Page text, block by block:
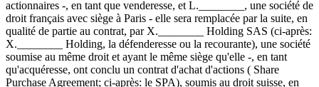
actionnaires -, en tant que venderesse, et L.________, une société de
droit français avec siège à Paris - elle sera remplacée par la suite, en
qualité de partie au contrat, par X.________ Holding SAS (ci-après:
X.________ Holding, la défenderesse ou la recourante), une société
soumise au même droit et ayant le même siège qu'elle -, en tant
qu'acquéresse, ont conclu un contrat d'achat d'actions ( Share
Purchase Agreement; ci-après: le SPA), soumis au droit suisse, en